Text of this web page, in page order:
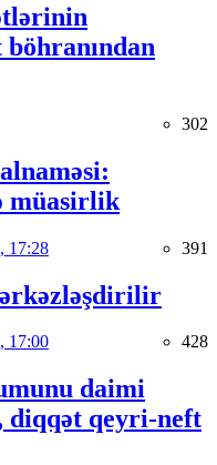
302
müasirlik
17:28 391
17:00 428
daimi
qeyri-neft